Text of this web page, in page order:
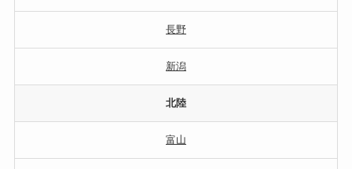
長野
新潟
北陸
富山